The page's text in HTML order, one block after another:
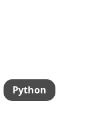
Python